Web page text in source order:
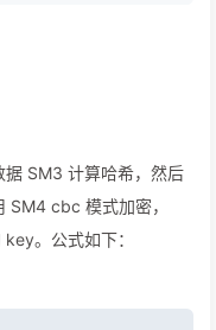
据 SM3 计算哈希，然后
SM4 cbc 模式加密，
。公式如下：